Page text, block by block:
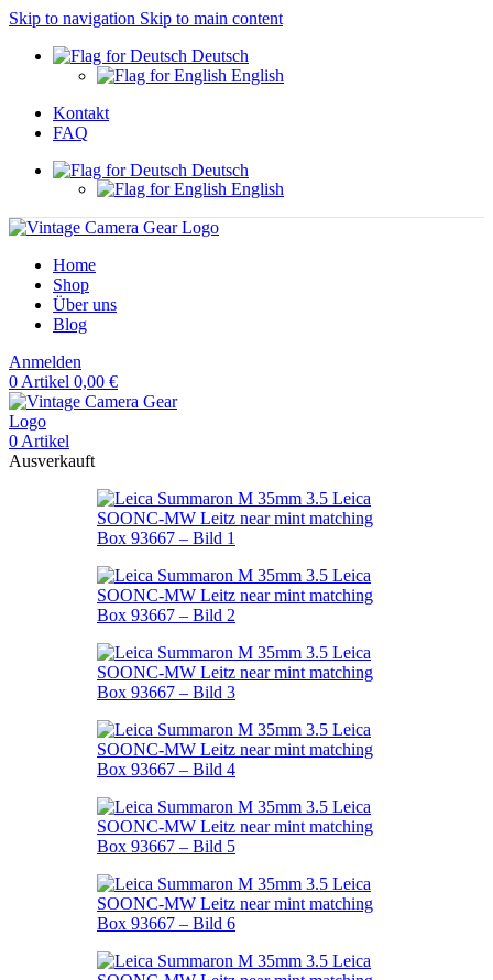
Skip to navigation Skip to main content
Deutsch
English
Kontakt
FAQ
Deutsch
English
Home
Shop
Über uns
Blog
Anmelden
0 Artikel 0,00 €
0 Artikel
Ausverkauft